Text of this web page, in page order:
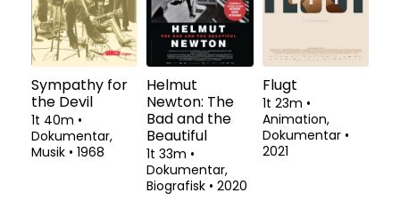
Sympathy for
the Devil
1t 40m •
Dokumentar,
Musik • 1968
Helmut
Newton: The
Bad and the
Beautiful
1t 33m •
Dokumentar,
Biografisk • 2020
Flugt
1t 23m •
Animation,
Dokumentar •
2021